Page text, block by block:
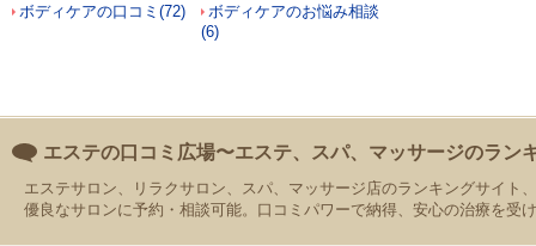
ボディケアの口コミ(72)
ボディケアのお悩み相談
(6)
エステの口コミ広場〜エステ、スパ、マッサージのラン
エステサロン、リラクサロン、スパ、マッサージ店のランキングサイト
優良なサロンに予約・相談可能。口コミパワーで納得、安心の治療を受